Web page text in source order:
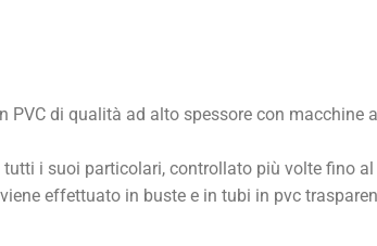
PVC di qualità ad alto spessore con macchine a
i suoi particolari, controllato più volte fino al
effettuato in buste e in tubi in pvc